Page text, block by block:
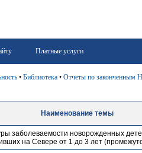
Платные услуги
• Библиотека • Отчеты по законченным
Наименование темы
заболеваемости новорожденных
на Севере от 1 до 3 лет